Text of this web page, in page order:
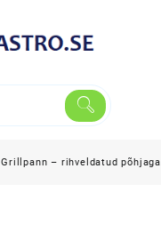
Grillpann – rihveldatud põhjaga